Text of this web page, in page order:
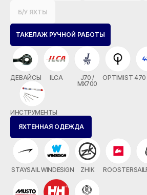
Б/У ЯХТЫ
ТАКЕЛАЖ РУЧНОЙ РАБОТЫ
ДЕВАЙСЫ ILCA
J70 /
MX700
OPTIMIST 470
ИНСТРУМЕНТЫ
ЯХТЕННАЯ ОДЕЖДА
STAYSAILWINDESIGN ZHIK ROOSTER